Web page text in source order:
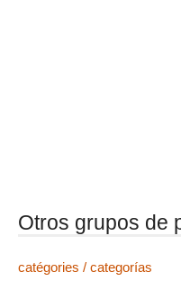
Otros grupos de
catégories / categorías